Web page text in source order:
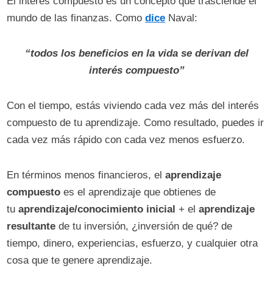
mundo de las finanzas. Comodice Naval:
“todos los beneficios en la vida se derivan del
interés compuesto”
Con el tiempo, estás viviendo cada vez más del interés
compuesto de tu aprendizaje. Como resultado, puedes ir
cada vez más rápido con cada vez menos esfuerzo.
En términos menos financieros, elaprendizaje
compuesto es el aprendizaje que obtienes de
tuaprendizaje/conocimiento inicial + elaprendizaje
resultante de tu inversión, ¿inversión de qué? de
tiempo, dinero, experiencias, esfuerzo, y cualquier otra
cosa que te genere aprendizaje.